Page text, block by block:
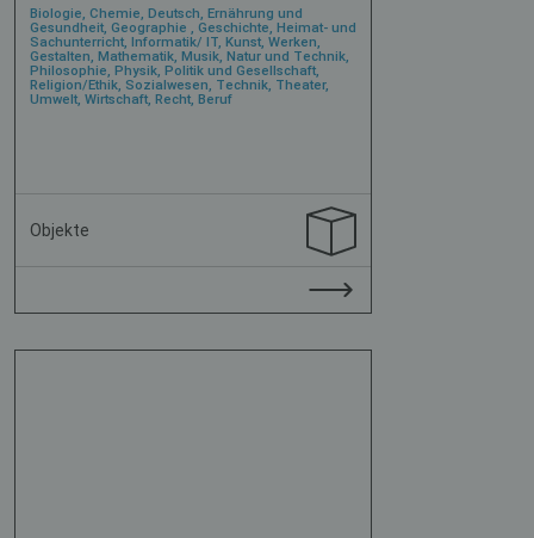
Biologie, Chemie, Deutsch, Ernährung und
Gesundheit, Geographie , Geschichte, Heimat- und
Sachunterricht, Informatik/ IT, Kunst, Werken,
Gestalten, Mathematik, Musik, Natur und Technik,
Philosophie, Physik, Politik und Gesellschaft,
Religion/Ethik, Sozialwesen, Technik, Theater,
Umwelt, Wirtschaft, Recht, Beruf
Objekte